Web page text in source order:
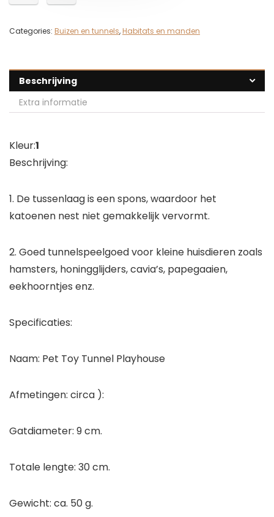
Categories: Buizen en tunnels, Habitats en manden
Beschrijving
Extra informatie
Kleur:1
Beschrijving:
1. De tussenlaag is een spons, waardoor het
katoenen nest niet gemakkelijk vervormt.
2. Goed tunnelspeelgoed voor kleine huisdieren zoals
hamsters, honingglijders, cavia’s, papegaaien,
eekhoorntjes enz.
Specificaties:
Naam: Pet Toy Tunnel Playhouse
Afmetingen: circa ):
Gatdiameter: 9 cm.
Totale lengte: 30 cm.
Gewicht: ca. 50 g.